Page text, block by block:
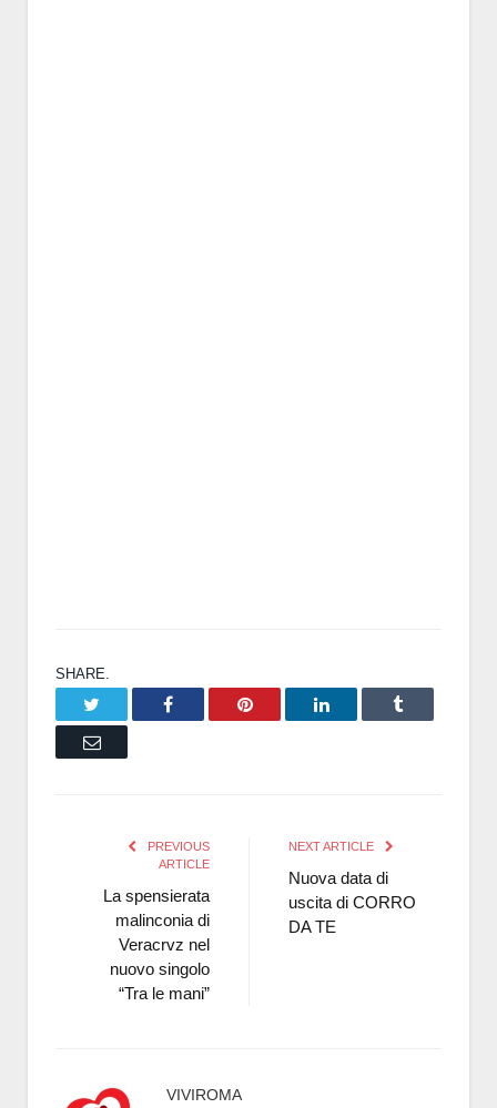
SHARE.
Facebook Pinterest LinkedIn Tumblr
Email
PREVIOUS
ARTICLE
La spensierata
malinconia di
Veracrvz nel
nuovo singolo
“Tra le mani”
NEXT ARTICLE
Nuova data di
uscita di CORRO
DA TE
VIVIROMA